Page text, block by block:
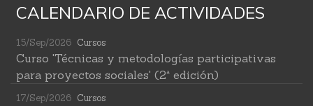
CALENDARIO DE ACTIVIDADES
15/Sep/2026 Cursos
Curso 'Técnicas y metodologías participativas
para proyectos sociales' (2ª edición)
17/Sep/2026 Cursos